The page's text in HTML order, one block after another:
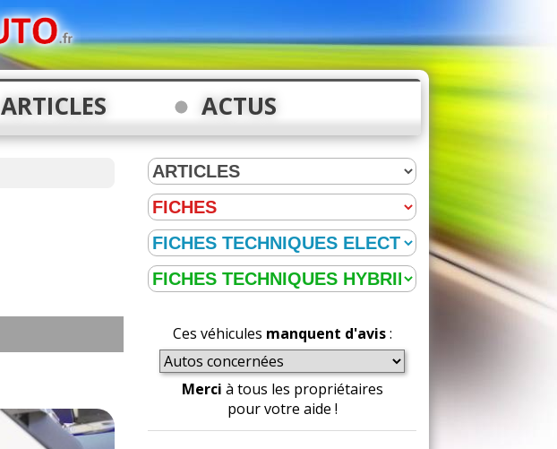
ARTICLES ACTUS
Ces véhicules manquent d'avis:
Merci à tous les propriétaires
pour votre aide !